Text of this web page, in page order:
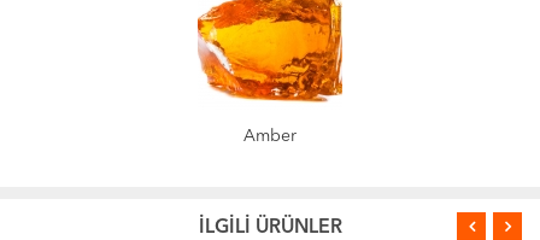
Amber
İLGİLİ ÜRÜNLER